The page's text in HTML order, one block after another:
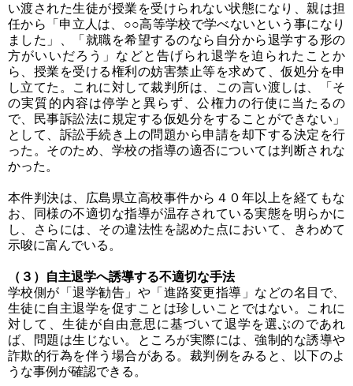
い渡された生徒が授業を受けられない状態になり、親は担
任から「申立人は、○○高等学校で学べないという事になり
ました」、「就職を希望するのなら自分から退学する形の
方がいいだろう」などと告げられ退学を迫られたことか
ら、授業を受ける権利の妨害禁止等を求めて、仮処分を申
し立てた。これに対して裁判所は、この言い渡しは、「そ
の実質的内容は停学と異らず、公権力の行使に当たるの
で、民事訴訟法に規定する仮処分をすることができない」
として、訴訟手続き上の問題から申請を却下する決定を行
った。そのため、学校の指導の適否については判断されな
かった。
本件判決は、広島県立高校事件から４０年以上を経てもな
お、同様の不適切な指導が温存されている実態を明らかに
し、さらには、その違法性を認めた点において、きわめて
示唆に富んでいる。
（３）自主退学へ誘導する不適切な手法
学校側が「退学勧告」や「進路変更指導」などの名目で、
生徒に自主退学を促すことは珍しいことではない。これに
対して、生徒が自由意思に基づいて退学を選ぶのであれ
ば、問題は生じない。ところが実際には、強制的な誘導や
詐欺的行為を伴う場合がある。裁判例をみると、以下のよ
うな事例が確認できる。